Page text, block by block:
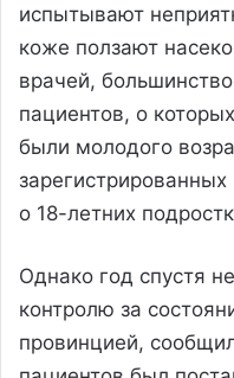
испытывают
коже ползают
врачей,
пациентов, о
были молодого
о 18-летних
Однако год спустя
контролю за
провинцией,